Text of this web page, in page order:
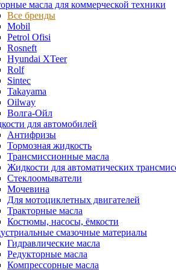
масла для коммерческой техники
Все бренды
Mobil
Petrol Ofisi
Rosneft
Hyundai XTeer
Rolf
Sintec
Takayama
Oilway
Волга-Ойл
для автомобилей
Антифризы
Тормозная жидкость
Трансмиссионные масла
Жидкости для автоматических
Стеклоомыватели
Мочевина
Для мотоциклетных двигателей
Тракторные масла
Костюмы, насосы, ёмкости
смазочные материалы
Гидравлические масла
Редукторные масла
Компрессорные масла